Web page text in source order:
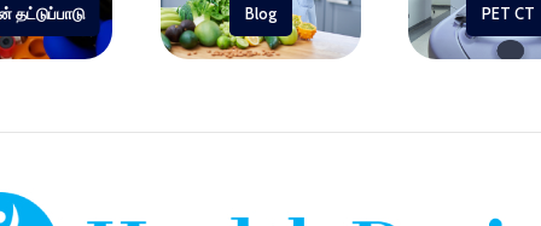
தட்டுப்பாடு Blog PET CT